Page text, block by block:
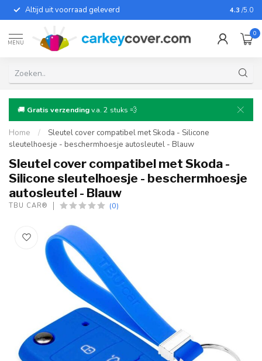
Altijd uit voorraad geleverd Voor
4.3 /5.0
MENU
0
🚚 Gratis verzendingv.a. 2 stuks 💨
Home /
Sleutel cover compatibel met Skoda - Silicone
sleutelhoesje - beschermhoesje autosleutel - Blauw
Sleutel cover compatibel met Skoda -
Silicone sleutelhoesje - beschermhoesje
autosleutel - Blauw
TBU CAR® (0)